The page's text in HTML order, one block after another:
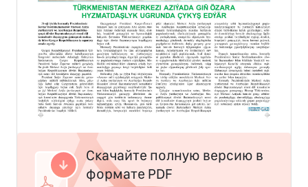
Скачайте полную версию в
формате PDF